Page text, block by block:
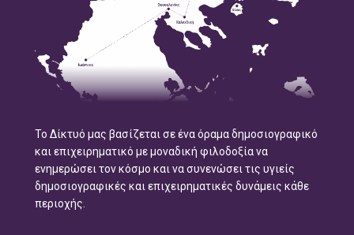
Το Δίκτυό μας βασίζεται σε ένα όραμα δημοσιογραφικό
και επιχειρηματικό με μοναδική φιλοδοξία να
ενημερώσει τον κόσμο και να συνενώσει τις υγιείς
δημοσιογραφικές και επιχειρηματικές δυνάμεις κάθε
περιοχής.